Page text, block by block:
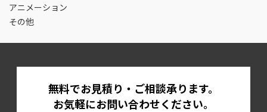
アニメーション
その他
無料でお見積り・ご相談承ります。
お気軽にお問い合わせください。